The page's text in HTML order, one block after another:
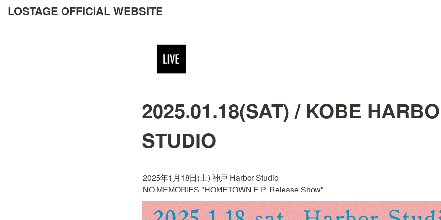
LOSTAGE OFFICIAL WEBSITE
2025.01.18(SAT) / KOBE
STUDIO
2025年1月18日(土) 神戸 Harbor Studio
NO MEMORIES "HOMETOWN E.P. Release Show"